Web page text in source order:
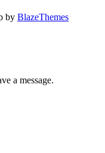
by BlazeThemes
a message.